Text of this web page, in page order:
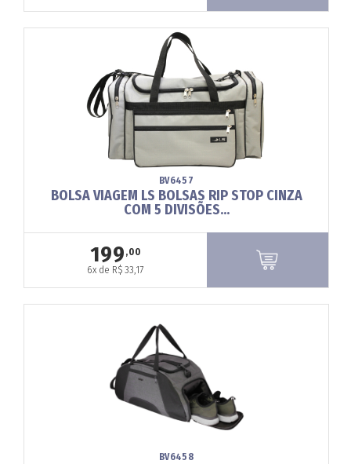
BV6457
BOLSA VIAGEM LS BOLSAS RIP STOP CINZA
COM 5 DIVISÕES...
199 ,00
6x de R$ 33,17
BV6458